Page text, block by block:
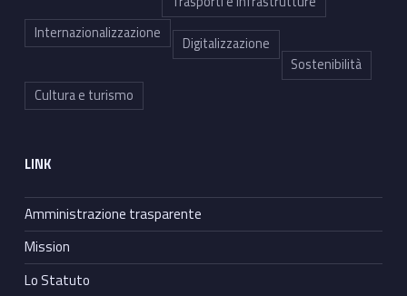
Internazionalizzazione
Digitalizzazione
Sostenibilità
Cultura e turismo
LINK
Amministrazione trasparente
Mission
Lo Statuto